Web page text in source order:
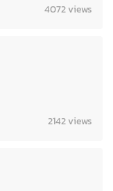
4072 views
2142 views